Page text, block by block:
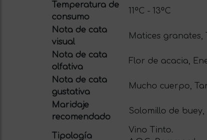
Temperatura de
consumo
11ºC - 13ºC
Nota de cata
visual
Matices granates,
Nota de cata
olfativa
Flor de acacia,
Nota de cata
gustativa
Mucho cuerpo,
Maridaje
recomendado
Solomillo de
Tipología
Vino Tinto.